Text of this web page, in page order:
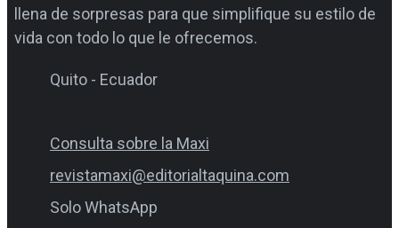
llena de sorpresas para que simplifique su estilo de
vida con todo lo que le ofrecemos.
Quito - Ecuador
Consulta sobre la Maxi
revistamaxi@editorialtaquina.com
Solo WhatsApp